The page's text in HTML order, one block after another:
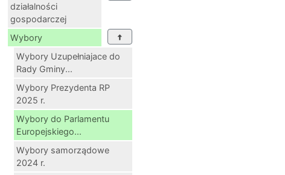
działalności
gospodarczej
Wybory
Wybory Uzupełniajace do
Rady Gminy...
Wybory Prezydenta RP
2025 r.
Wybory do Parlamentu
Europejskiego...
Wybory samorządowe
2024 r.